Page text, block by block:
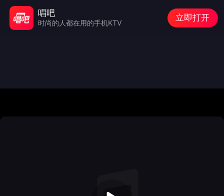
唱吧
时尚的人都在用的手机KTV
立即打开